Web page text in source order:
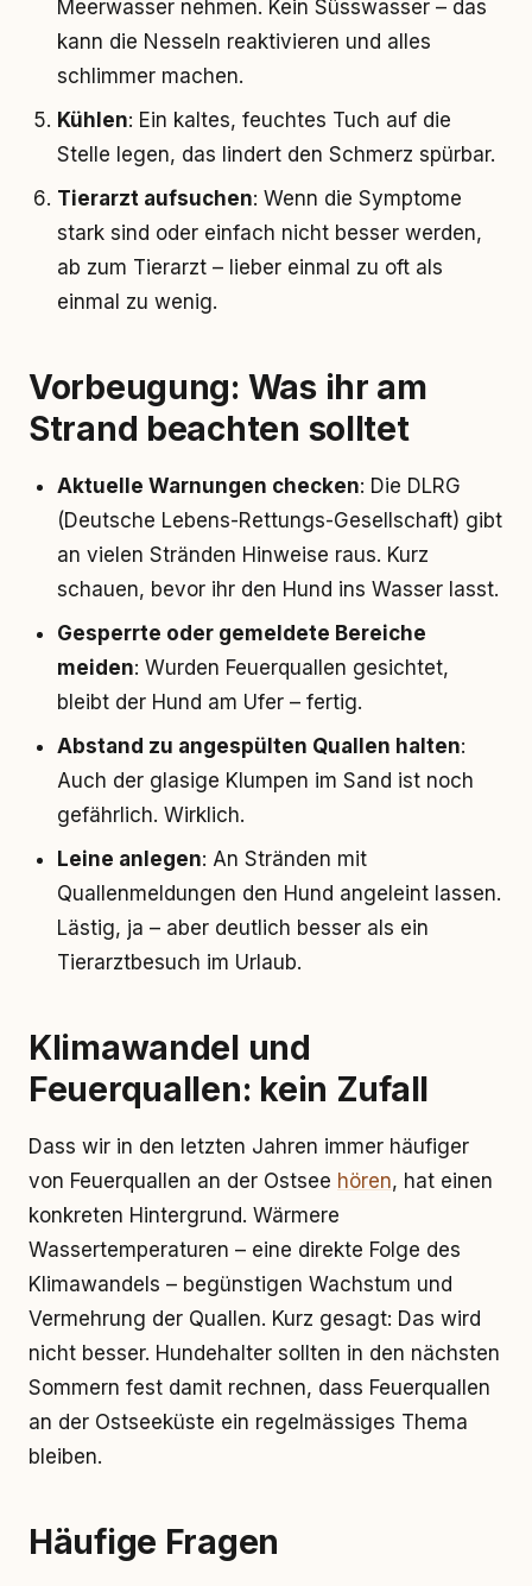
Meerwasser nehmen. Kein Süsswasser – das
kann die Nesseln reaktivieren und alles
schlimmer machen.
Kühlen: Ein kaltes, feuchtes Tuch auf die
Stelle legen, das lindert den Schmerz spürbar.
Tierarzt aufsuchen: Wenn die Symptome
stark sind oder einfach nicht besser werden,
ab zum Tierarzt – lieber einmal zu oft als
einmal zu wenig.
Vorbeugung: Was ihr am
Strand beachten solltet
Aktuelle Warnungen checken: Die DLRG
(Deutsche Lebens-Rettungs-Gesellschaft) gibt
an vielen Stränden Hinweise raus. Kurz
schauen, bevor ihr den Hund ins Wasser lasst.
Gesperrte oder gemeldete Bereiche
meiden: Wurden Feuerquallen gesichtet,
bleibt der Hund am Ufer – fertig.
Abstand zu angespülten Quallen halten:
Auch der glasige Klumpen im Sand ist noch
gefährlich. Wirklich.
Leine anlegen: An Stränden mit
Quallenmeldungen den Hund angeleint lassen.
Lästig, ja – aber deutlich besser als ein
Tierarztbesuch im Urlaub.
Klimawandel und
Feuerquallen: kein Zufall
Dass wir in den letzten Jahren immer häufiger
von Feuerquallen an der Ostsee hören, hat einen
konkreten Hintergrund. Wärmere
Wassertemperaturen – eine direkte Folge des
Klimawandels – begünstigen Wachstum und
Vermehrung der Quallen. Kurz gesagt: Das wird
nicht besser. Hundehalter sollten in den nächsten
Sommern fest damit rechnen, dass Feuerquallen
an der Ostseeküste ein regelmässiges Thema
bleiben.
Häufige Fragen